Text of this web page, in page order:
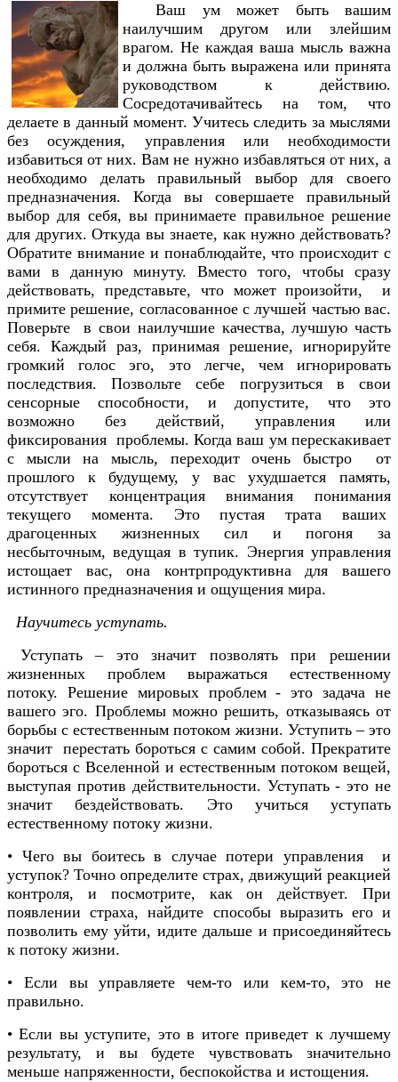
Ваш ум может быть вашим
наилучшим другом или злейшим
врагом. Не каждая ваша мысль важна
и должна быть выражена или принята
руководством к действию.
Сосредотачивайтесь на том, что
делаете в данный момент. Учитесь следить за мыслями
без осуждения, управления или необходимости
избавиться от них. Вам не нужно избавляться от них, а
необходимо делать правильный выбор для своего
предназначения. Когда вы совершаете правильный
выбор для себя, вы принимаете правильное решение
для других. Откуда вы знаете, как нужно действовать?
Обратите внимание и понаблюдайте, что происходит с
вами в данную минуту. Вместо того, чтобы сразу
действовать, представьте, что может произойти, и
примите решение, согласованное с лучшей частью вас.
Поверьте в свои наилучшие качества, лучшую часть
себя. Каждый раз, принимая решение, игнорируйте
громкий голос эго, это легче, чем игнорировать
последствия. Позвольте себе погрузиться в свои
сенсорные способности, и допустите, что это
возможно без действий, управления или
фиксирования проблемы. Когда ваш ум перескакивает
с мысли на мысль, переходит очень быстро от
прошлого к будущему, у вас ухудшается память,
отсутствует концентрация внимания понимания
текущего момента. Это пустая трата ваших
драгоценных жизненных сил и погоня за
несбыточным, ведущая в тупик. Энергия управления
истощает вас, она контрпродуктивна для вашего
истинного предназначения и ощущения мира.
Научитесь уступать.
Уступать – это значит позволять при решении
жизненных проблем выражаться естественному
потоку. Решение мировых проблем - это задача не
вашего эго. Проблемы можно решить, отказываясь от
борьбы с естественным потоком жизни. Уступить – это
значит перестать бороться с самим собой. Прекратите
бороться с Вселенной и естественным потоком вещей,
выступая против действительности. Уступать - это не
значит бездействовать. Это учиться уступать
естественному потоку жизни.
• Чего вы боитесь в случае потери управления и
уступок? Точно определите страх, движущий реакцией
контроля, и посмотрите, как он действует. При
появлении страха, найдите способы выразить его и
позволить ему уйти, идите дальше и присоединяйтесь
к потоку жизни.
• Если вы управляете чем-то или кем-то, это не
правильно.
• Если вы уступите, это в итоге приведет к лучшему
результату, и вы будете чувствовать значительно
меньше напряженности, беспокойства и истощения.